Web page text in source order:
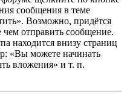
сообщения в теме
Возможно, придётся
чем отправить сообщение.
находится внизу страниц
«Вы можете начинать
вложения» и т. п.